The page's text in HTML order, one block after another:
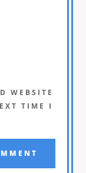
WEBSITE
TIME I